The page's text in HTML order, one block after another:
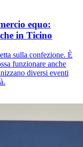
equo:
in Ticino
sulla confezione. È
funzionare anche
diversi eventi